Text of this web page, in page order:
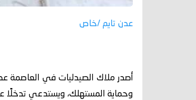
عدن تايم /خاص
أصدر ملاك الصيدليات في العاصمة
وحماية المستهلك، ويستدعي تدخلًا